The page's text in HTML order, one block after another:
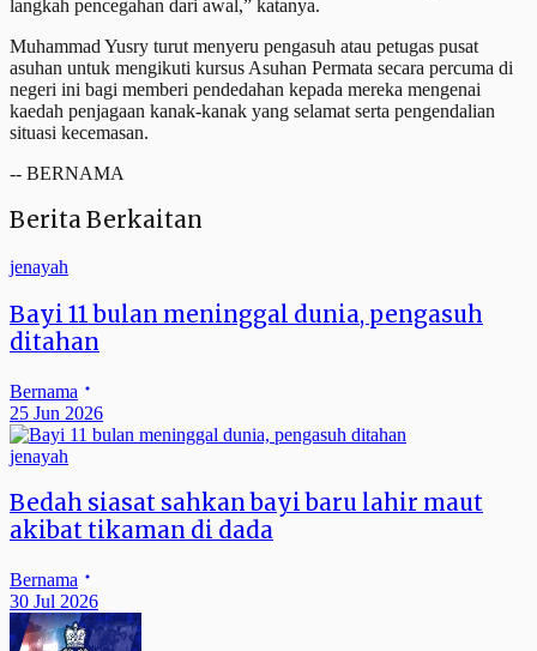
langkah pencegahan dari awal,” katanya.
Muhammad Yusry turut menyeru pengasuh atau petugas pusat
asuhan untuk mengikuti kursus Asuhan Permata secara percuma di
negeri ini bagi memberi pendedahan kepada mereka mengenai
kaedah penjagaan kanak-kanak yang selamat serta pengendalian
situasi kecemasan.
-- BERNAMA
Berita Berkaitan
jenayah
Bayi 11 bulan meninggal dunia, pengasuh
ditahan
Bernama
25 Jun 2026
jenayah
Bedah siasat sahkan bayi baru lahir maut
akibat tikaman di dada
Bernama
30 Jul 2026